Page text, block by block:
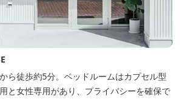
ら徒歩約5分。ベッドルームはカプセル型
と女性専用があり、プライバシーを確保で